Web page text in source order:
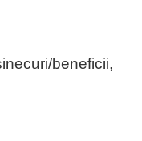
beneficii,